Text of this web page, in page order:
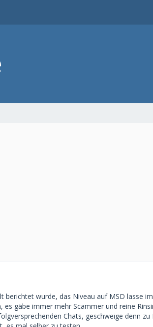
berichtet wurde, das Niveau auf MSD lasse
es gäbe immer mehr Scammer und reine
Chats, geschweige denn